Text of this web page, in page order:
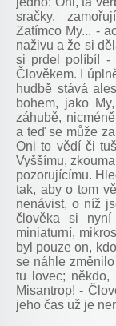
sračky,
Zatímco My... -
naživu a že si
si prdel políbí! -
Člověkem. I
hudbě stává
bohem, jako
záhubě,
a teď se může
Oni to vědí či
Vyššímu,
pozorujícímu.
tak, aby o tom
nenávist, o níž
člověka si
miniaturní,
byl pouze on,
se náhle
tu lovec; někdo,
Misantrop! -
jeho čas už je